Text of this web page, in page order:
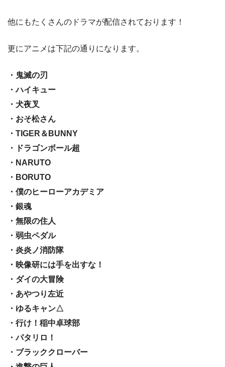
他にもたくさんのドラマが配信されております！
更にアニメは下記の通りになります。
・鬼滅の刃
・ハイキュー
・犬夜叉
・おそ松さん
・TIGER＆BUNNY
・ドラゴンボール超
・NARUTO
・BORUTO
・僕のヒーローアカデミア
・銀魂
・無限の住人
・弱虫ペダル
・炎炎ノ消防隊
・映像研には手を出すな！
・ダイの大冒険
・あやつり左近
・ゆるキャン△
・行け！稲中卓球部
・パタリロ！
・ブラッククローバー